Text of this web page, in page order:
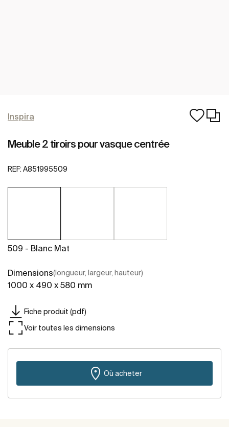
Inspira
Meuble 2 tiroirs pour vasque centrée
REF: A851995509
509 - Blanc Mat
Dimensions(longueur, largeur, hauteur)
1000 x 490 x 580 mm
Fiche produit (pdf)
Voir toutes les dimensions
Où acheter